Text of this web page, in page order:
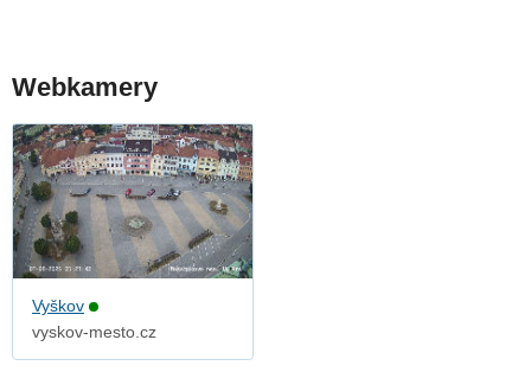
Webkamery
Vyškov
vyskov-mesto.cz